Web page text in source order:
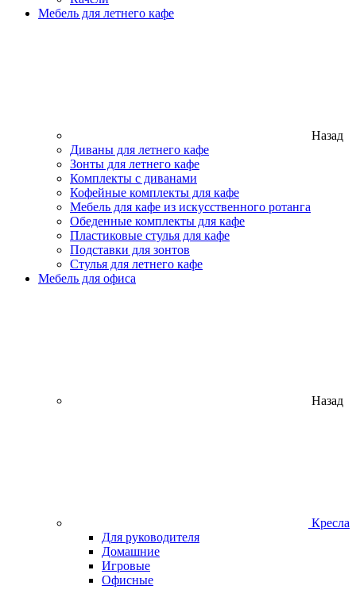
Мебель для летнего кафе
Назад
Диваны для летнего кафе
Зонты для летнего кафе
Комплекты с диванами
Кофейные комплекты для кафе
Мебель для кафе из искусственного ротанга
Обеденные комплекты для кафе
Пластиковые стулья для кафе
Подставки для зонтов
Стулья для летнего кафе
Мебель для офиса
Назад
Кресла
Для руководителя
Домашние
Игровые
Офисные